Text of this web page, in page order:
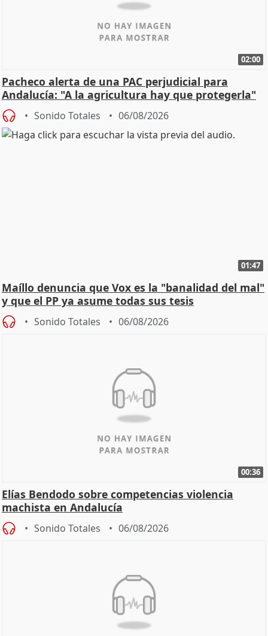
02:00
Pacheco alerta de una PAC perjudicial para
Andalucía: "A la agricultura hay que protegerla"
Sonido Totales 06/08/2026
01:47
Maíllo denuncia que Vox es la "banalidad del mal"
y que el PP ya asume todas sus tesis
Sonido Totales 06/08/2026
00:36
Elías Bendodo sobre competencias violencia
machista en Andalucía
Sonido Totales 06/08/2026